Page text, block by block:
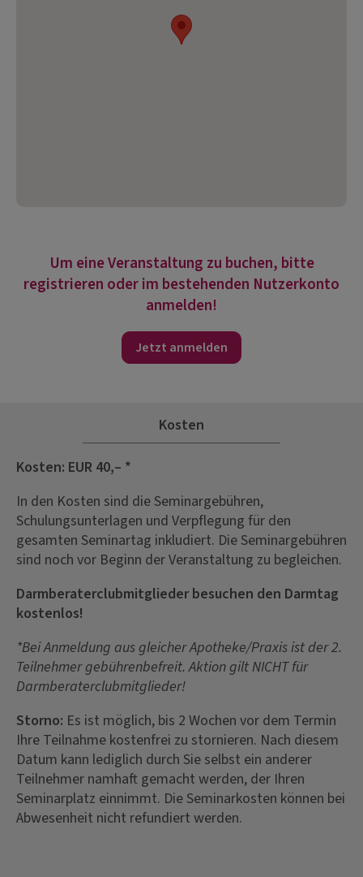
Um eine Veranstaltung zu buchen, bitte
registrieren oder im bestehenden Nutzerkonto
anmelden!
Jetzt anmelden
Kosten
Kosten: EUR 40,– *
In den Kosten sind die Seminargebühren,
Schulungsunterlagen und Verpflegung für den
gesamten Seminartag inkludiert. Die Seminargebühren
sind noch vor Beginn der Veranstaltung zu begleichen.
Darmberaterclubmitglieder besuchen den Darmtag
kostenlos!
*Bei Anmeldung aus gleicher Apotheke/Praxis ist der 2.
Teilnehmer gebührenbefreit. Aktion gilt NICHT für
Darmberaterclubmitglieder!
Storno: Es ist möglich, bis 2 Wochen vor dem Termin
Ihre Teilnahme kostenfrei zu stornieren. Nach diesem
Datum kann lediglich durch Sie selbst ein anderer
Teilnehmer namhaft gemacht werden, der Ihren
Seminarplatz einnimmt. Die Seminarkosten können bei
Abwesenheit nicht refundiert werden.